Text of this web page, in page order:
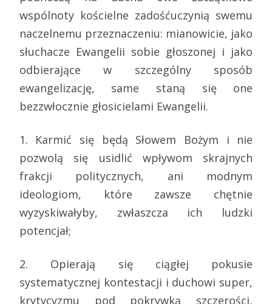
wspólnoty kościelne zadośćuczynią swemu
naczelnemu przeznaczeniu: mianowicie, jako
słuchacze Ewangelii sobie głoszonej i jako
odbierające w szczególny sposób
ewangelizację, same staną się one
bezzwłocznie głosicielami Ewangelii.
1. Karmić się będą Słowem Bożym i nie
pozwolą się usidlić wpływom skrajnych
frakcji politycznych, ani modnym
ideologiom, które zawsze chętnie
wyzyskiwałyby, zwłaszcza ich ludzki
potencjał;
2. Opierają się ciągłej pokusie
systematycznej kontestacji i duchowi super,
krytycyzmu pod pokrywką szczerości,